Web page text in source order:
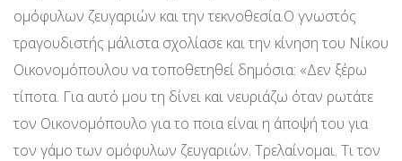
ομόφυλων ζευγαριών και την τεκνοθεσία.Ο γνωστός
τραγουδιστής μάλιστα σχολίασε και την κίνηση του Νίκου
Οικονομόπουλου να τοποθετηθεί δημόσια: «Δεν ξέρω
τίποτα. Για αυτό μου τη δίνει και νευριάζω όταν ρωτάτε
τον Οικονομόπουλο για το ποια είναι η άποψή του για
τον γάμο των ομόφυλων ζευγαριών. Τρελαίνομαι. Τι τον